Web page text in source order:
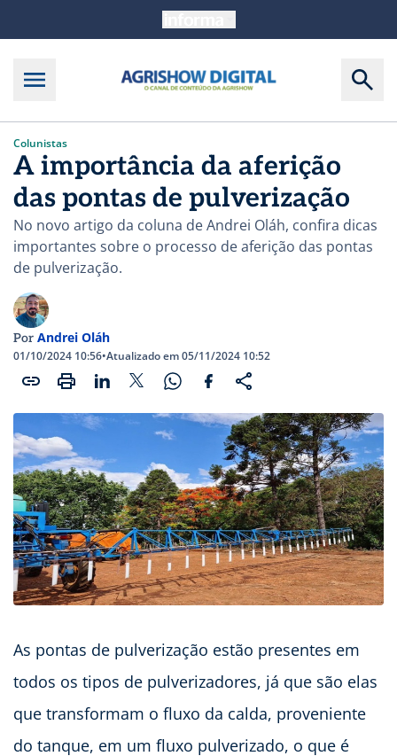
Colunistas
A importância da aferição
das pontas de pulverização
No novo artigo da coluna de Andrei Oláh, confira dicas
importantes sobre o processo de aferição das pontas
de pulverização.
Por Andrei Oláh
01/10/2024 10:56•Atualizado em 05/11/2024 10:52
As pontas de pulverização estão presentes em
todos os tipos de pulverizadores, já que são elas
que transformam o fluxo da calda, proveniente
do tanque, em um fluxo pulverizado, o que é